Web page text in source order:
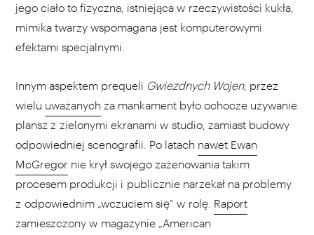
jego ciało to fizyczna, istniejąca w rzeczywistości kukła,
mimika twarzy wspomagana jest komputerowymi
efektami specjalnymi.
Innym aspektem prequeli Gwiezdnych Wojen, przez
wielu uważanych za mankament było ochocze używanie
plansz z zielonymi ekranami w studio, zamiast budowy
odpowiedniej scenografii. Po latach nawet Ewan
McGregor nie krył swojego zażenowania takim
procesem produkcji i publicznie narzekał na problemy
z odpowiednim „wczuciem się” w rolę. Raport
zamieszczony w magazynie „American